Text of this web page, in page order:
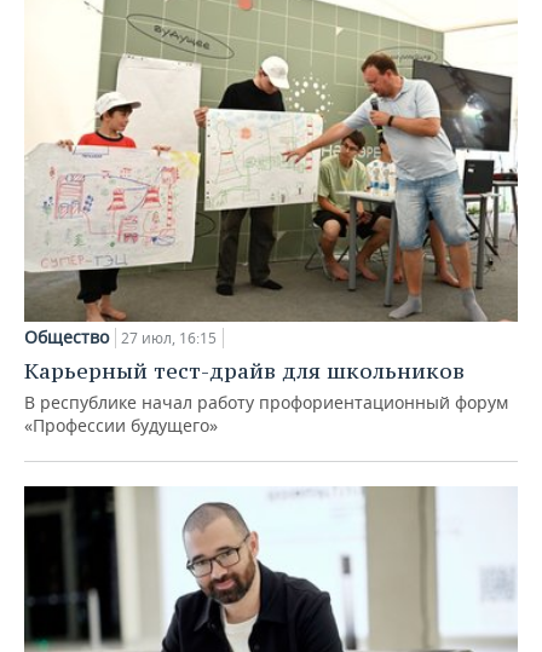
Общество 27 июл, 16:15
Карьерный тест-драйв для школьников
В республике начал работу профориентационный форум
«Профессии будущего»